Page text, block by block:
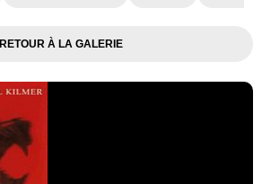
RETOUR À LA GALERIE